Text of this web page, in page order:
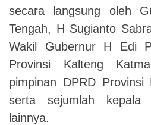
secara langsung oleh
Tengah, H Sugianto
Wakil Gubernur H Edi
Provinsi Kalteng
pimpinan DPRD Provinsi
serta sejumlah kepala
lainnya.